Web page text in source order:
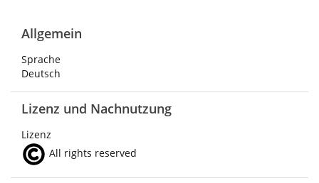
Allgemein
Sprache
Deutsch
Lizenz und Nachnutzung
Lizenz
All rights reserved